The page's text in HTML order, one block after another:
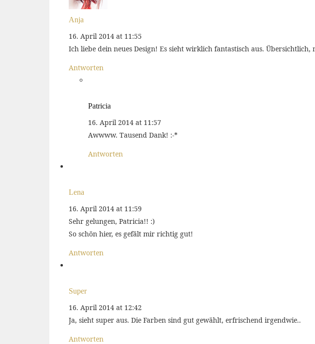
Anja
16. April 2014 at 11:55
Ich liebe dein neues Design! Es sieht wirklich fantastisch aus.
Antworten
Patricia
16. April 2014 at 11:57
Awwww. Tausend Dank! :-*
Antworten
Lena
16. April 2014 at 11:59
Sehr gelungen, Patricia!! :)
So schön hier, es gefält mir richtig gut!
Antworten
Super
16. April 2014 at 12:42
Ja, sieht super aus. Die Farben sind gut gewählt, erfrischend irgendwie..
Antworten